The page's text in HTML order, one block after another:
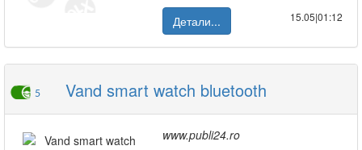
Детали...
15.05|01:12
5 Vand smart watch bluetooth
www.publi24.ro